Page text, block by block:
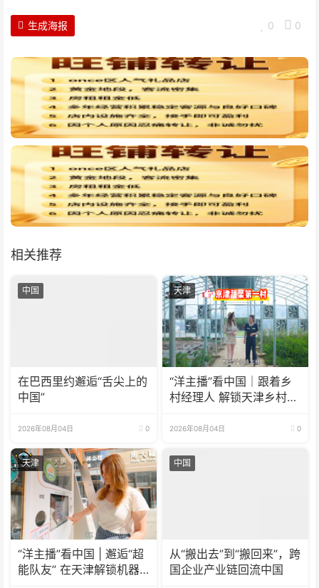
0 0
生成海报
相关推荐
中国
在巴西里约邂逅“舌尖上的
中国”
2026年08月04日 0
天津
“洋主播”看中国｜跟着乡
村经理人 解锁天津乡村振
2026年08月04日 0
天津
“洋主播”看中国 | 邂逅“超
能队友” 在天津解锁机器
中国
从“搬出去”到“搬回来”，跨
国企业产业链回流中国